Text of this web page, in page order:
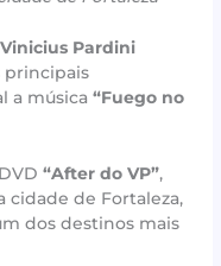
Vinicius Pardini
principais
a música“Fuego no
“After do VP”,
cidade de Fortaleza,
dos destinos mais